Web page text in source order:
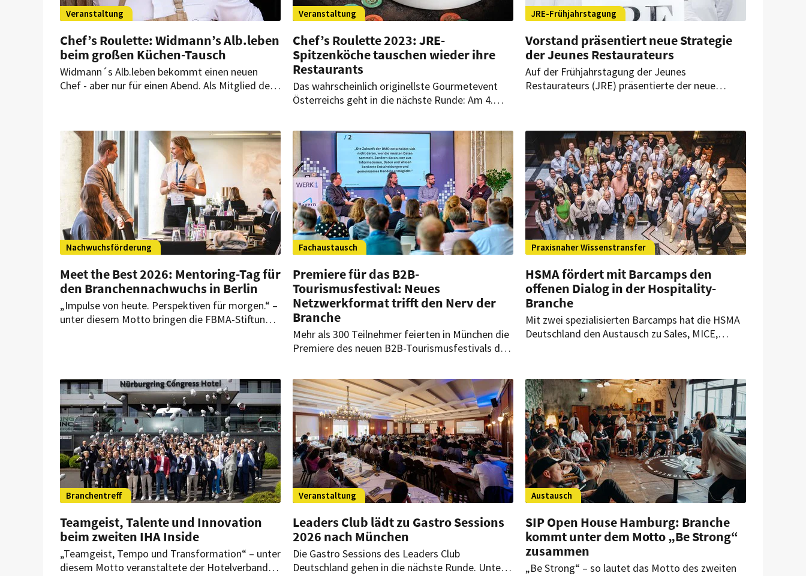
Veranstaltung
Chef’s Roulette: Widmann’s Alb.leben
beim großen Küchen-Tausch
Widmann´s Alb.leben bekommt einen neuen
Chef - aber nur für einen Abend. Als Mitglied der
Veranstaltung
Chef’s Roulette 2023: JRE-
Spitzenköche tauschen wieder ihre
Restaurants
Das wahrscheinlich originellste Gourmetevent
Österreichs geht in die nächste Runde: Am 4.
besten Jeunes Restaurateurs des Landes sowie
der Nachbarländer Schweiz, Deutschland und
Slowenien ihre Lokale. Wer wo kocht, bleibt bis
zum Menü ein Geheimnis.
JRE-Frühjahrstagung
Vorstand präsentiert neue Strategie
der Jeunes Restaurateurs
Auf der Frühjahrstagung der Jeunes
Restaurateurs (JRE) präsentierte der neue
Mitarbeiter und Mitglieder noch mehr an die
Vereinigung gebunden werden.
Nachwuchsförderung
Meet the Best 2026: Mentoring-Tag für
den Branchennachwuchs in Berlin
„Impulse von heute. Perspektiven für morgen.“ –
unter diesem Motto bringen die FBMA-Stiftung
Erfolge und Rückschläge im Mittelpunkt.
Fachaustausch
Premiere für das B2B-
Tourismusfestival: Neues
Netzwerkformat trifft den Nerv der
Branche
Mehr als 300 Teilnehmer feierten in München die
Premiere des neuen B2B-Tourismusfestivals der
Mittelpunkt standen fachliche Impulse,
branchenübergreifender Austausch und die
gemeinsame Entwicklung neuer Perspektiven für
den Tourismus.
Praxisnaher Wissenstransfer
HSMA fördert mit Barcamps den
offenen Dialog in der Hospitality-
Branche
Mit zwei spezialisierten Barcamps hat die HSMA
Deutschland den Austausch zu Sales, MICE,
praxisnahe Lösungsansätze für die Hospitality-
Branche.
Branchentreff
Teamgeist, Talente und Innovation
beim zweiten IHA Inside
„Teamgeist, Tempo und Transformation“ – unter
diesem Motto veranstaltete der Hotelverband
Veranstaltung
Leaders Club lädt zu Gastro Sessions
2026 nach München
Die Gastro Sessions des Leaders Club
Deutschland gehen in die nächste Runde. Unter
Austausch
SIP Open House Hamburg: Branche
kommt unter dem Motto „Be Strong“
zusammen
„Be Strong“ – so lautet das Motto des zweiten